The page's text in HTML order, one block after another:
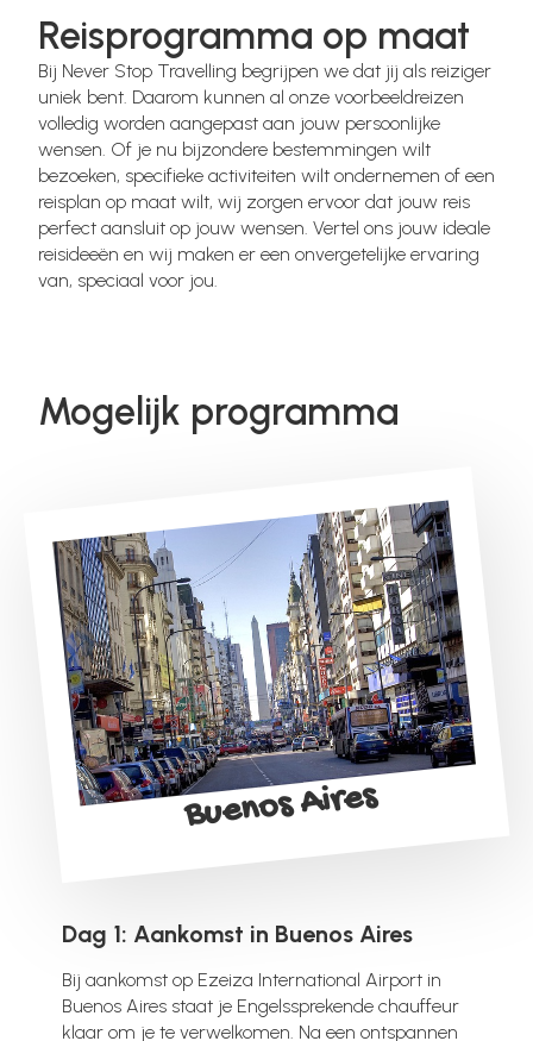
Reisprogramma op maat
Bij Never Stop Travelling begrijpen we dat jij als reiziger
uniek bent. Daarom kunnen al onze voorbeeldreizen
volledig worden aangepast aan jouw persoonlijke
wensen. Of je nu bijzondere bestemmingen wilt
bezoeken, specifieke activiteiten wilt ondernemen of een
reisplan op maat wilt, wij zorgen ervoor dat jouw reis
perfect aansluit op jouw wensen. Vertel ons jouw ideale
reisideeën en wij maken er een onvergetelijke ervaring
van, speciaal voor jou.
Mogelijk programma
Buenos Aires
Dag 1: Aankomst in Buenos Aires
Bij aankomst op Ezeiza International Airport in
Buenos Aires staat je Engelssprekende chauffeur
klaar om je te verwelkomen. Na een ontspannen